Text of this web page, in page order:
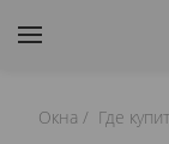
Окна Где